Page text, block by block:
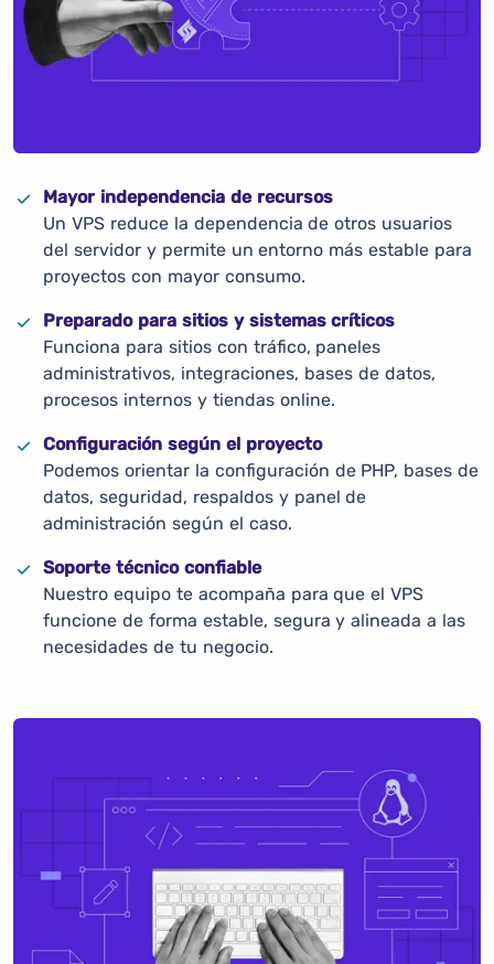
Mayor independencia de recursos
Un VPS reduce la dependencia de otros usuarios
del servidor y permite un entorno más estable para
proyectos con mayor consumo.
Preparado para sitios y sistemas críticos
Funciona para sitios con tráfico, paneles
administrativos, integraciones, bases de datos,
procesos internos y tiendas online.
Configuración según el proyecto
Podemos orientar la configuración de PHP, bases de
datos, seguridad, respaldos y panel de
administración según el caso.
Soporte técnico confiable
Nuestro equipo te acompaña para que el VPS
funcione de forma estable, segura y alineada a las
necesidades de tu negocio.